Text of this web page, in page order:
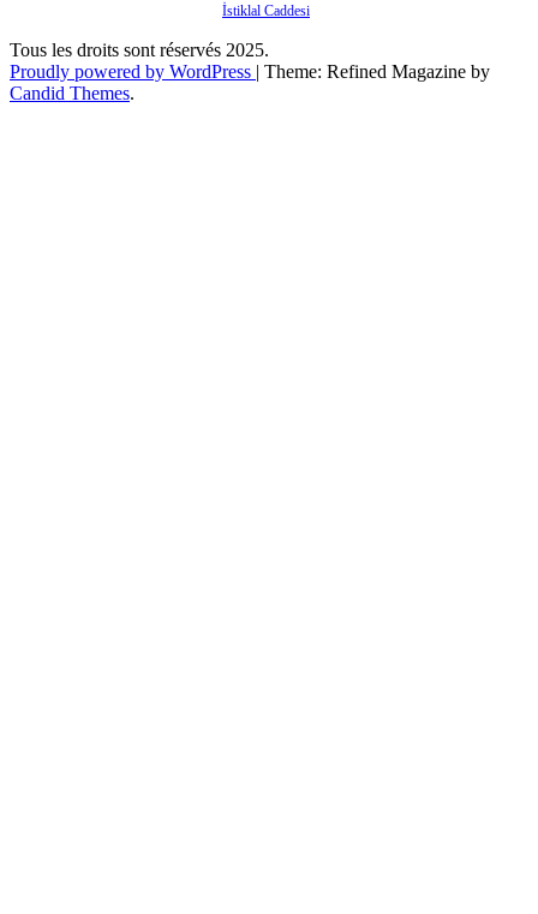
İstiklal Caddesi
Tous les droits sont réservés 2025.
Proudly powered by WordPress | Theme: Refined Magazine by
Candid Themes.